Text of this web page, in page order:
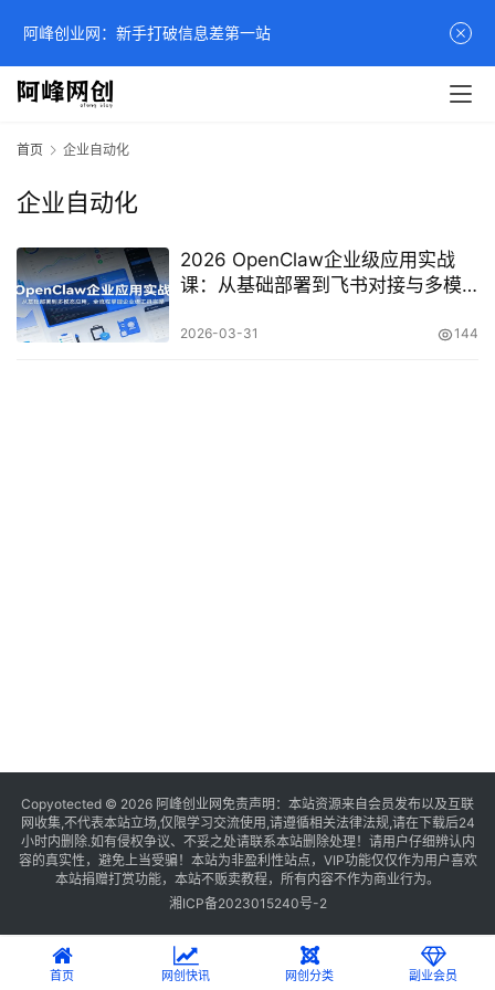
首页 企业自动化
企业自动化
2026 OpenClaw企业级应用实战
课：从基础部署到飞书对接与多模
2026-03-31 144
Copyotected © 2026 阿峰创业网 免责声明：本站资源来自会员发布以及互联
网收集,不代表本站立场,仅限学习交流使用,请遵循相关法律法规,请在下载后24
小时内删除.如有侵权争议、不妥之处请联系本站删除处理！请用户仔细辨认内
容的真实性，避免上当受骗！本站为非盈利性站点，VIP功能仅仅作为用户喜欢
本站捐赠打赏功能，本站不贩卖教程，所有内容不作为商业行为。
湘ICP备2023015240号-2
首页 网创快讯 网创分类 副业会员
阿峰创业网：新手打破信息差第一站